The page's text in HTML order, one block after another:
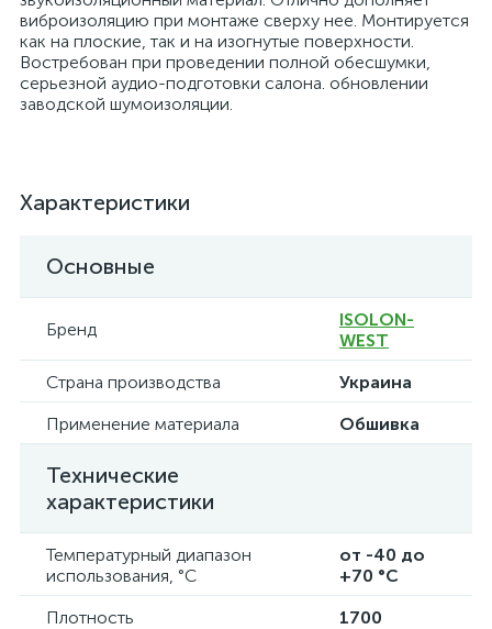
виброизоляцию при монтаже сверху нее. Монтируется
как на плоские, так и на изогнутые поверхности.
Востребован при проведении полной обесшумки,
серьезной аудио-подготовки салона. обновлении
заводской шумоизоляции.
Характеристики
Основные
Бренд
ISOLON-
WEST
Страна производства
Украина
Применение материала
Обшивка
Технические
характеристики
Температурный диапазон
использования, °C
от -40 до
+70 °C
Плотность
1700